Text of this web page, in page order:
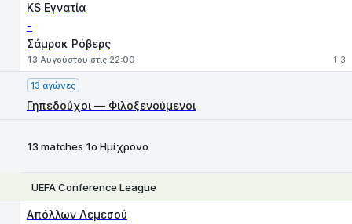
KS Εγνατία
-
Σάμροκ Ρόβερς
13 Αυγούστου στις 22:00 1:3
13 αγώνες
Γηπεδούχοι — Φιλοξενούμενοι
13 matches 1ο Ημίχρονο
UEFA Conference League
Απόλλων Λεμεσού